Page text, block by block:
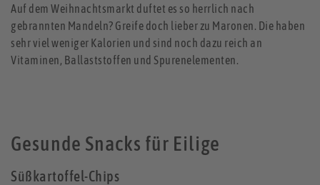
Auf dem Weihnachtsmarkt duftet es so herrlich nach
gebrannten Mandeln? Greife doch lieber zu Maronen. Die haben
sehr viel weniger Kalorien und sind noch dazu reich an
Vitaminen, Ballaststoffen und Spurenelementen.
Gesunde Snacks für Eilige
Süßkartoffel-Chips